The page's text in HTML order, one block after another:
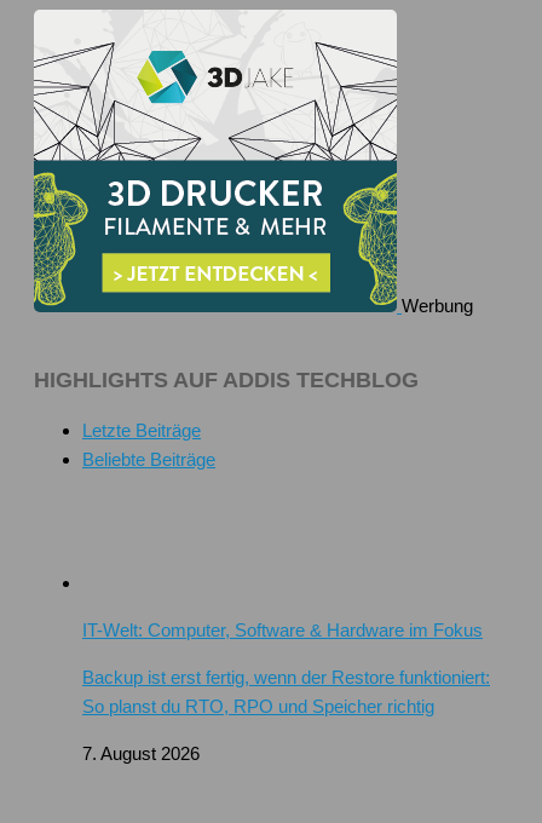
Werbung
HIGHLIGHTS AUF ADDIS TECHBLOG
Letzte Beiträge
Beliebte Beiträge
IT-Welt: Computer, Software & Hardware im Fokus
Backup ist erst fertig, wenn der Restore funktioniert:
So planst du RTO, RPO und Speicher richtig
7. August 2026